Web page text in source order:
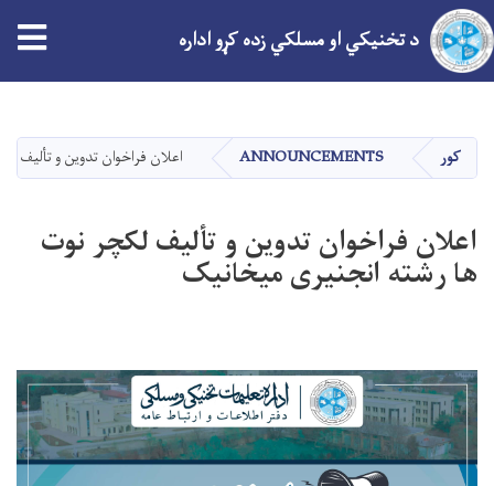
دانګل
د تخنیکي او مسلکي زده کړو اداره
کور ANNOUNCEMENTS اعلان فراخوان تدوین و تألیف
اعلان فراخوان تدوین و تألیف لکچر نوت
ها رشته انجنیری میخانیک